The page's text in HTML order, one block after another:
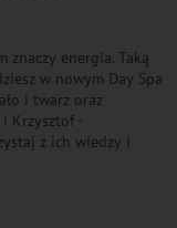
energia. Taką
w nowym Day Spa
i twarz oraz
Krzysztof -
z ich wiedzy i